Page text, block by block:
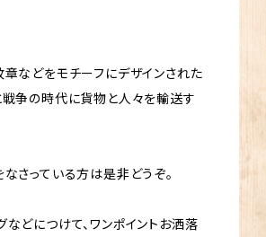
などをモチーフにデザインされた
争の時代に貨物と人々を輸送す
さっている方は是非どうぞ。
どにつけて、ワンポイントお洒落